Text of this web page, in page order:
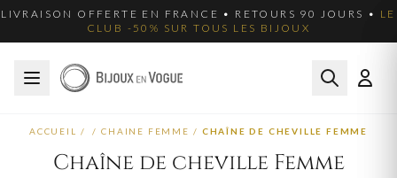
LIVRAISON OFFERTE EN FRANCE • RETOURS 90 JOURS • LE
CLUB -50% SUR TOUS LES BIJOUX
ACCUEIL / / CHAINE FEMME / CHAÎNE DE CHEVILLE FEMME
Chaîne de cheville Femme